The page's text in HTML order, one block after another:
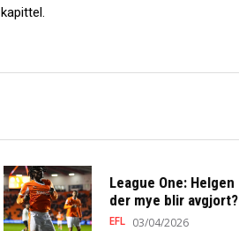
League One: Helgen
der mye blir avgjort?
EFL 03/04/2026